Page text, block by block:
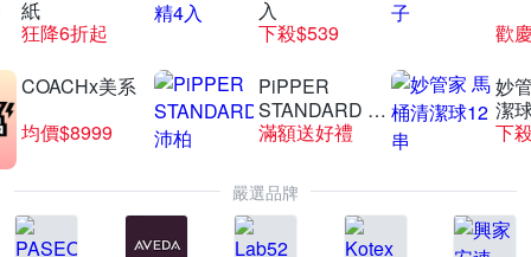
紙
狂降6折起
入
下殺$539
歡
COACHx美系
均價$8999
PiPPER
STANDARD 沛
柏
滿額送好禮
妙
潔
下
嚴選品牌